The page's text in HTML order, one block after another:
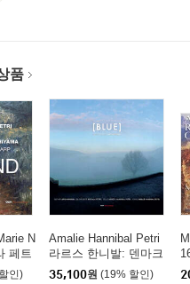
Great: Sonata for
brillantes for Descant
품
N
페트
에) -
인)
Amalie Hannibal Petri
라르스 한니발: 덴마크
의 유명 노래 편곡 (Lar
35,100원 (19% 할인)